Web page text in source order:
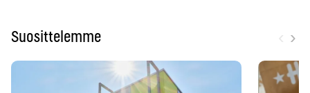
Suosittelemme ›